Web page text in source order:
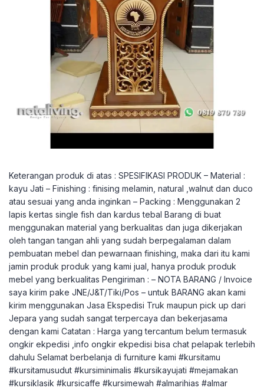
Keterangan produk di atas : SPESIFIKASI PRODUK – Material :
kayu Jati – Finishing : finising melamin, natural ,walnut dan duco
atau sesuai yang anda inginkan – Packing : Menggunakan 2
lapis kertas single fish dan kardus tebal Barang di buat
menggunakan material yang berkualitas dan juga dikerjakan
oleh tangan tangan ahli yang sudah berpegalaman dalam
pembuatan mebel dan pewarnaan finishing, maka dari itu kami
jamin produk produk yang kami jual, hanya produk produk
mebel yang berkualitas Pengiriman : – NOTA BARANG / Invoice
saya kirim pake JNE/J&T/Tiki/Pos – untuk BARANG akan kami
kirim menggunakan Jasa Ekspedisi Truk maupun pick up dari
Jepara yang sudah sangat terpercaya dan bekerjasama
dengan kami Catatan : Harga yang tercantum belum termasuk
ongkir ekpedisi ,info ongkir ekpedisi bisa chat pelapak terlebih
dahulu Selamat berbelanja di furniture kami #kursitamu
#kursitamusudut #kursiminimalis #kursikayujati #mejamakan
#kursiklasik #kursicaffe #kursimewah #almarihias #almar